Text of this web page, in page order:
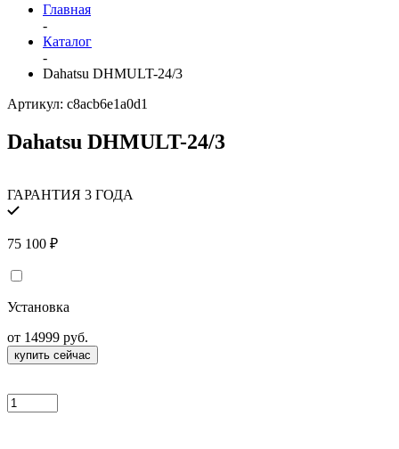
Главная
-
Каталог
-
Dahatsu DHMULT-24/3
Артикул: c8acb6e1a0d1
Dahatsu DHMULT-24/3
ГАРАНТИЯ 3 ГОДА
75 100 ₽
Установка
от 14999 руб.
купить сейчас